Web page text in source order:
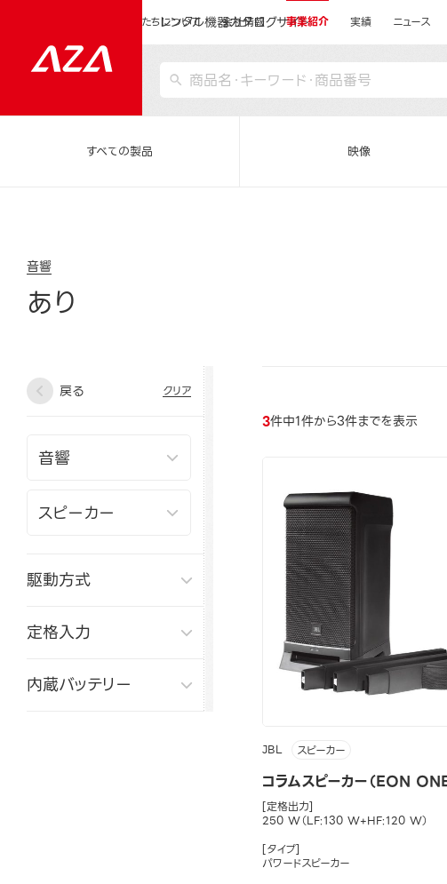
レンタル機器カタログサイト
私たちについて 会社情報 事業紹介 実績 ニュース
すべての製品 映像
音響
あり
戻る クリア
駆動方式
定格入力
内蔵バッテリー
3件中1件から3件までを表示
JBL スピーカー
コラムスピーカー（EON
[定格出力]
250 W（LF:130 W+HF:120 W）
[タイプ]
パワードスピーカー